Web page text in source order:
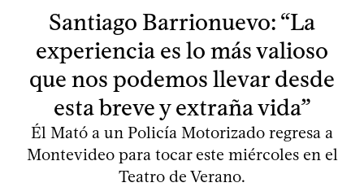
Santiago Barrionuevo: “La
experiencia es lo más valioso
que nos podemos llevar desde
esta breve y extraña vida”
Él Mató a un Policía Motorizado regresa a
Montevideo para tocar este miércoles en el
Teatro de Verano.